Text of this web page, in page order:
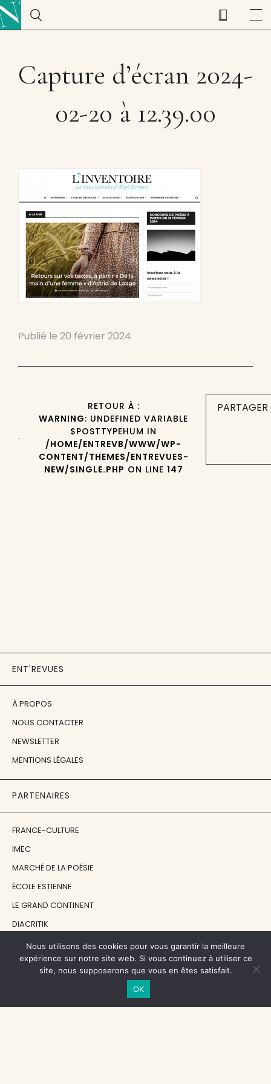
Capture d’écran 2024-
02-20 à 12.39.00
Publié le 20 février 2024
RETOUR À :
WARNING: UNDEFINED VARIABLE
$POSTTYPEHUM IN
/HOME/ENTREVB/WWW/WP-
CONTENT/THEMES/ENTREVUES-
NEW/SINGLE.PHP ON LINE 147
ENT'REVUES
À PROPOS
NOUS CONTACTER
NEWSLETTER
MENTIONS LÉGALES
PARTENAIRES
FRANCE-CULTURE
IMEC
MARCHÉ DE LA POÉSIE
ÉCOLE ESTIENNE
LE GRAND CONTINENT
DIACRITIK
EN ATTENDANT NADEAU
NOS SOUTIENS
Nous utilisons des cookies pour vous garantir la meilleure
expérience sur notre site web. Si vous continuez à utiliser ce
site, nous supposerons que vous en êtes satisfait.
OK